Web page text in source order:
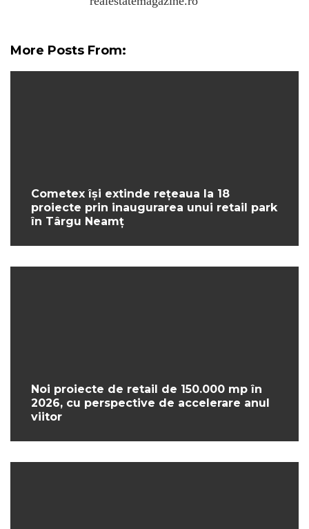
More Posts From:
Cometex își extinde rețeaua la 18
proiecte prin inaugurarea unui retail park
în Târgu Neamț
Noi proiecte de retail de 150.000 mp în
2026, cu perspective de accelerare anul
viitor